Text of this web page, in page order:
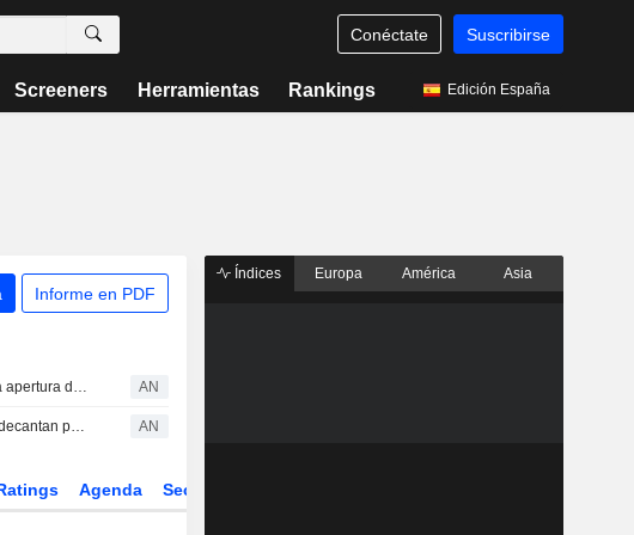
Conéctate Suscribirse
Screeners Herramientas Rankings Edición España
Informe en PDF
Los futuros anticipan una apertura dispar en las Bolsas europeas AN
Las bolsas europeas se decantan por las compras; nuevo récord para el MIB AN
Agenda Sector
Índices Europa América Asia